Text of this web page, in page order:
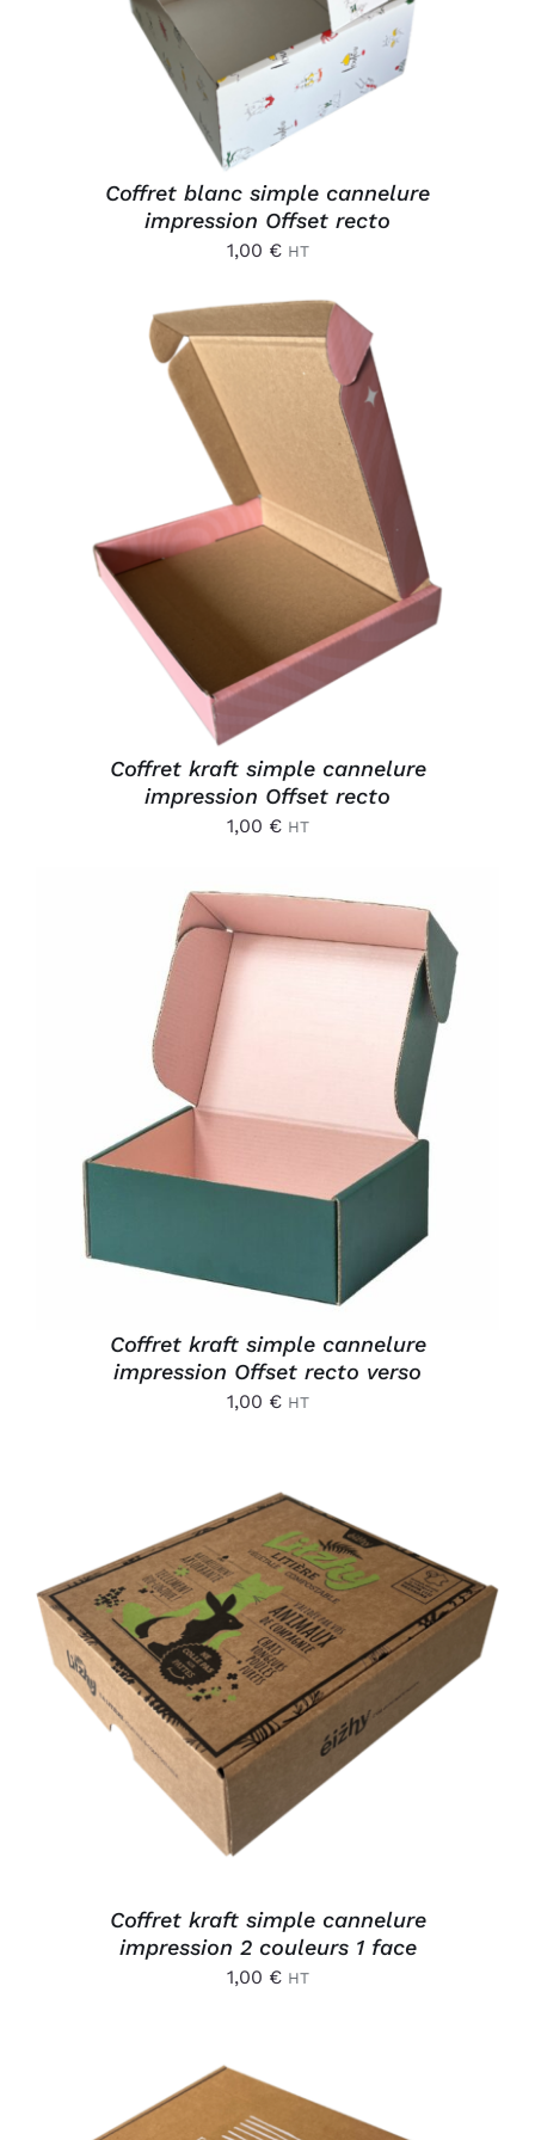
Coffret blanc simple cannelure
impression Offset recto
1,00 € HT
AJOUTER AU PANIER
DÉTAILS
Coffret kraft simple cannelure
impression Offset recto
1,00 € HT
AJOUTER AU PANIER
Coffret kraft simple cannelure
impression Offset recto verso
1,00 € HT
AJOUTER AU PANIER
/
DÉTAILS
Coffret kraft simple cannelure
impression 2 couleurs 1 face
1,00 € HT